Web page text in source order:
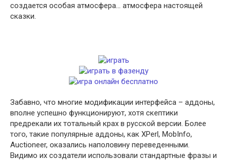
создается особая атмосфера… атмосфера настоящей
сказки.
Забавно, что многие модификации интерфейса – аддоны,
вполне успешно функционируют, хотя скептики
предрекали их тотальный крах в русской версии. Более
того, такие популярные аддоны, как XPerl, MobInfo,
Auctioneer, оказались наполовину переведенными.
Видимо их создатели использовали стандартные фразы и